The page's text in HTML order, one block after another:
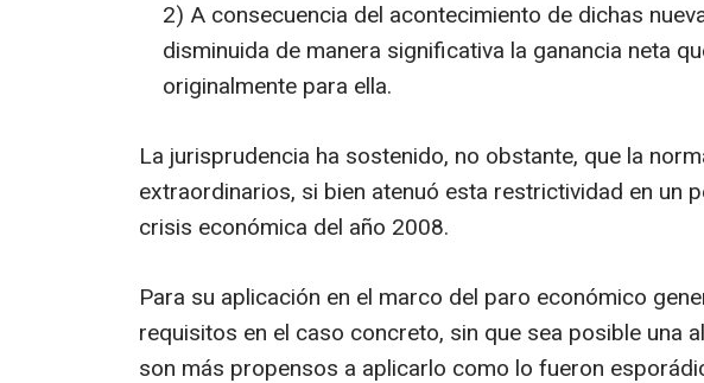
2) A consecuencia del acontecimiento de dichas
disminuida de manera significativa la ganancia neta
originalmente para ella.
La jurisprudencia ha sostenido, no obstante, que la
extraordinarios, si bien atenuó esta restrictividad en
crisis económica del año 2008.
Para su aplicación en el marco del paro económico
requisitos en el caso concreto, sin que sea posible una
son más propensos a aplicarlo como lo fueron